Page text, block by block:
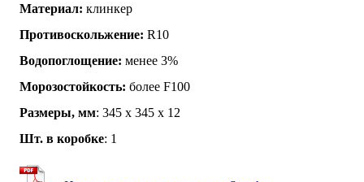
Материал: клинкер
Противоскольжение: R10
Водопоглощение: менее 3%
Морозостойкость: более F100
Размеры, мм: 345 х 345 х 12
Шт. в коробке: 1